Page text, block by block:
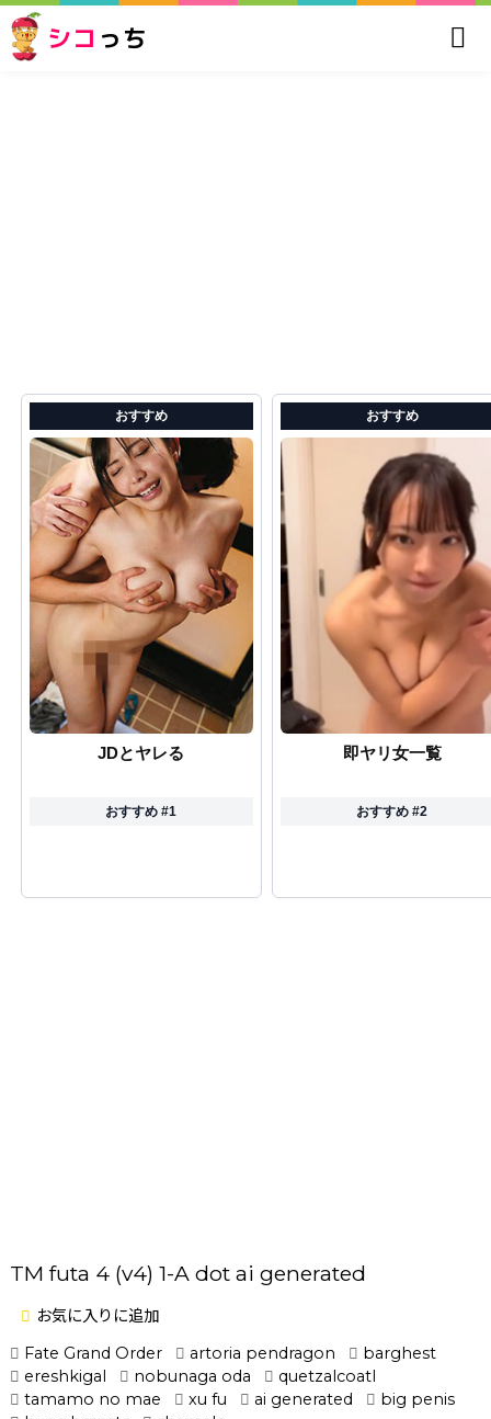
シコ っち
おすすめ
JDとヤレる
おすすめ #1
おすすめ
即ヤリ女一覧
おすすめ #2
TM futa 4 (v4) 1-A dot ai generated
お気に入りに追加
Fate Grand Order
artoria pendragon
barghest
ereshkigal
nobunaga oda
quetzalcoatl
tamamo no mae
xu fu ai generated
big penis